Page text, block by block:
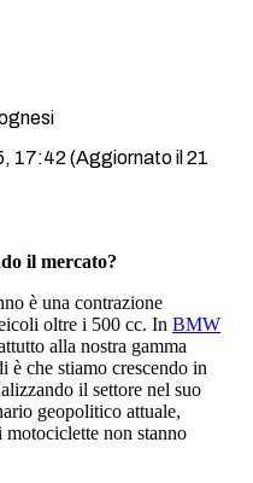
17:42 (Aggiornato il 21
il mercato?
è una contrazione
oltre i 500 cc. In BMW
alla nostra gamma
è che stiamo crescendo in
il settore nel suo
geopolitico attuale,
motociclette non stanno